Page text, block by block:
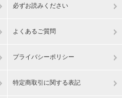
必ずお読みください
よくあるご質問
プライバシーポリシー
特定商取引に関する表記